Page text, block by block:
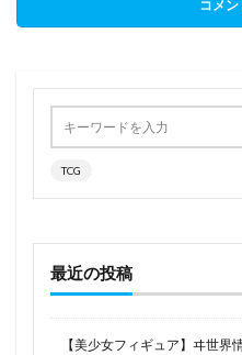
TCG
最近の投稿
【美少女フィギュア】ヰ世界